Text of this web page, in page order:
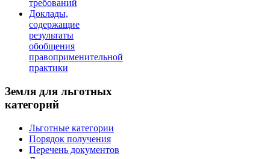
требований
Доклады,
содержащие
результаты
обобщения
правоприменительной
практики
Земля для льготных
категорий
Льготные категории
Порядок получения
Перечень документов